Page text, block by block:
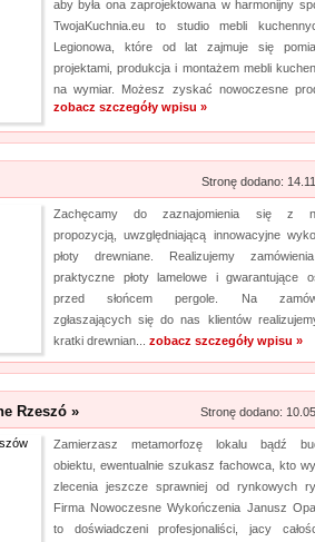
aby była ona zaprojektowana w harmonijny
TwojaKuchnia.eu to studio mebli
Legionowa, które od lat zajmuje się
projektami, produkcja i montażem mebli
na wymiar. Możesz zyskać nowoczesne
zobacz szczegóły wpisu »
Stronę dodano:
Zachęcamy do zaznajomienia się z
propozycją, uwzględniającą innowacyjne
płoty drewniane. Realizujemy
praktyczne płoty lamelowe i gwarantujące
przed słońcem pergole. Na
zgłaszających się do nas klientów
kratki drewnian... zobacz szczegóły wpisu »
Rzeszó » Stronę dodano:
Zamierzasz metamorfozę lokalu bądź
obiektu, ewentualnie szukasz fachowca, kto
zlecenia jeszcze sprawniej od rynkowych
Firma Nowoczesne Wykończenia Janusz
to doświadczeni profesjonaliści, jacy